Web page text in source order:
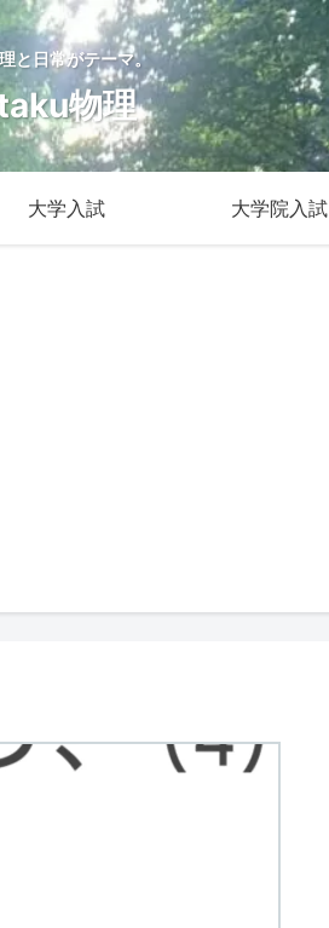
と日常がテーマ。
物理
大学入試 大学院入試